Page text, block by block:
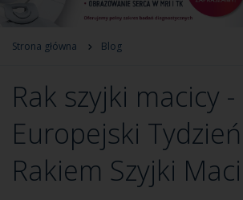
Strona główna Blog
Rak szyjki macicy -
Europejski
Rakiem Szyjki